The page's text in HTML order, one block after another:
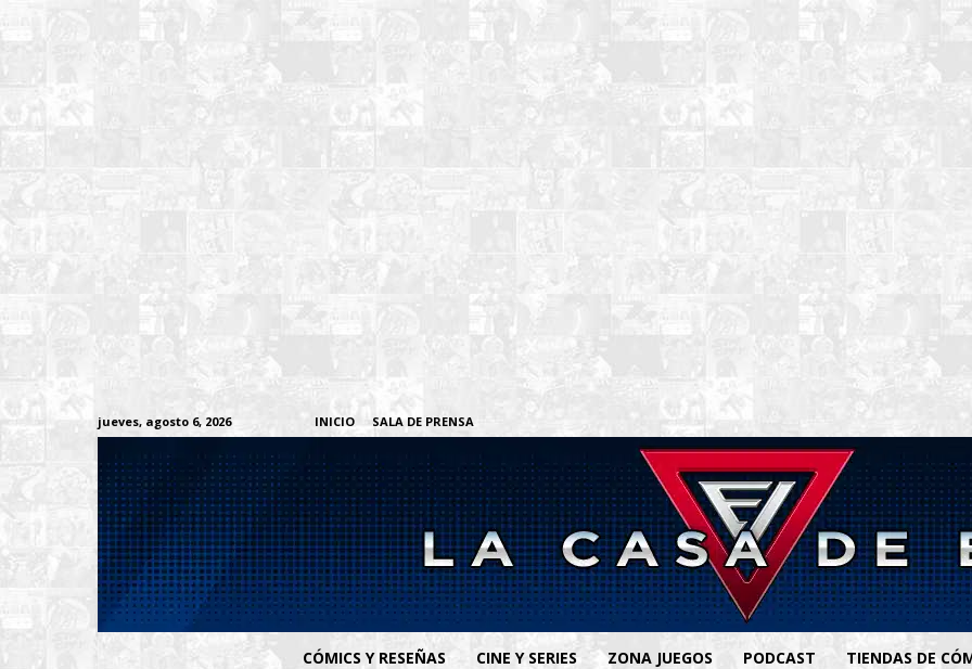
jueves, agosto 6, 2026 INICIO SALA DE PRENSA
CÓMICS Y RESEÑAS CINE Y SERIES ZONA JUEGOS PODCAST TIENDAS DE